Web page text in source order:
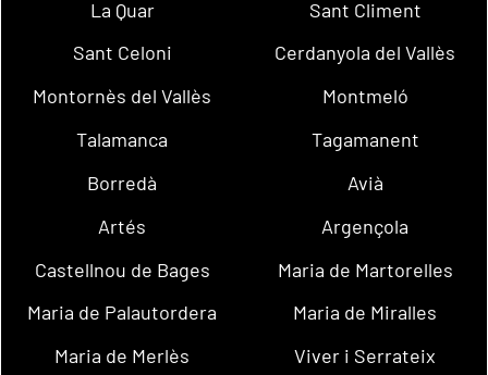
La Quar
Sant Climent
Sant Celoni
Cerdanyola del Vallès
Montornès del Vallès
Montmeló
Talamanca
Tagamanent
Borredà
Avià
Artés
Argençola
Castellnou de Bages
Maria de Martorelles
Maria de Palautordera
Maria de Miralles
Maria de Merlès
Viver i Serrateix